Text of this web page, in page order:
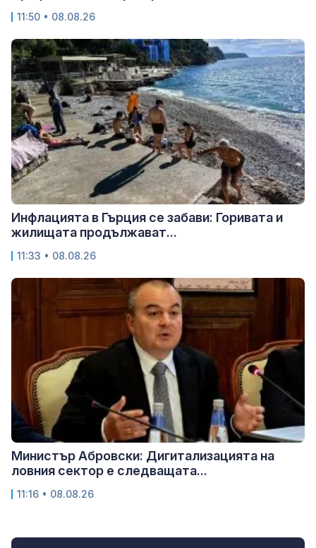
11:50 • 08.08.26
Инфлацията в Гърция се забави: Горивата и
жилищата продължават...
11:33 • 08.08.26
Министър Абровски: Дигитализацията на
ловния сектор е следващата...
11:16 • 08.08.26